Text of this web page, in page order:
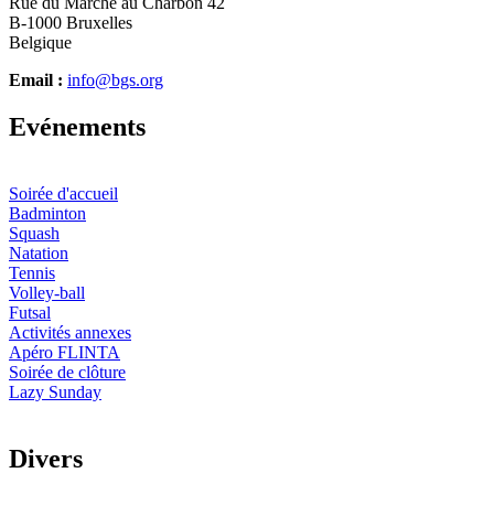
B-1000 Bruxelles
Belgique
Email : info@bgs.org
Evénements
Soirée d'accueil
Badminton
Squash
Natation
Tennis
Volley-ball
Futsal
Activités annexes
Apéro FLINTA
Soirée de clôture
Lazy Sunday
Divers